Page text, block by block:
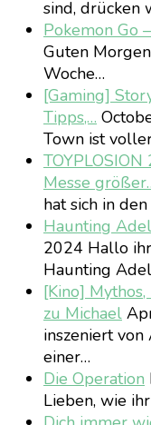
sind, drücken
Pokemon Go
Guten
Woche…
[Gaming]
Tipps,…
Town ist
Messe
hat sich in
Haunting
2024 Hallo
Haunting
[Kino]
zu Michael
inszeniert
einer…
Die Operation
Lieben, wie